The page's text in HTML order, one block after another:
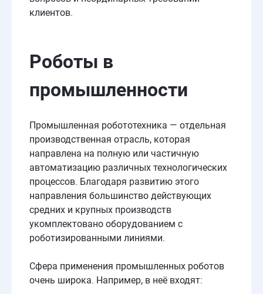
клиентов.
Роботы в
промышленности
Промышленная робототехника — отдельная
производственная отрасль, которая
направлена на полную или частичную
автоматизацию различных технологических
процессов. Благодаря развитию этого
направления большинство действующих
средних и крупных производств
укомплектовано оборудованием с
роботизированными линиями.
Сфера применения промышленных роботов
очень широка. Например, в неё входят: